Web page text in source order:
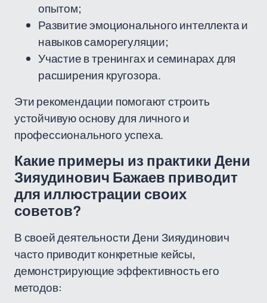
опытом;
Развитие эмоционального интеллекта и
навыков саморегуляции;
Участие в тренингах и семинарах для
расширения кругозора.
Эти рекомендации помогают строить
устойчивую основу для личного и
профессионального успеха.
Какие примеры из практики Дени
Зияудинович Бажаев приводит
для иллюстрации своих
советов?
В своей деятельности Дени Зияудинович
часто приводит конкретные кейсы,
демонстрирующие эффективность его
методов: